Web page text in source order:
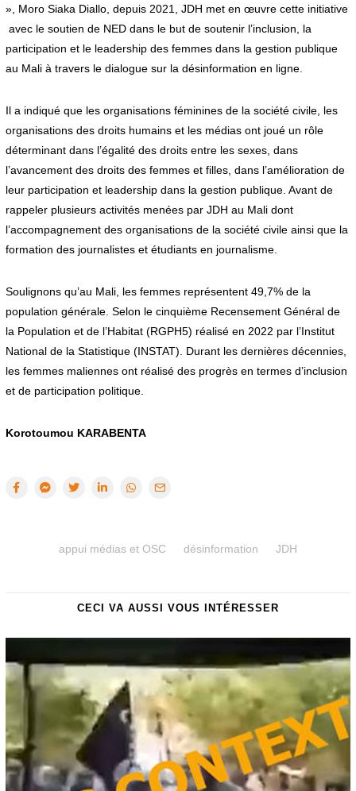
», Moro Siaka Diallo, depuis 2021, JDH met en œuvre cette initiative
avec le soutien de NED dans le but de soutenir l’inclusion, la
participation et le leadership des femmes dans la gestion publique
au Mali à travers le dialogue sur la désinformation en ligne.
Il a indiqué que les organisations féminines de la société civile, les
organisations des droits humains et les médias ont joué un rôle
déterminant dans l’égalité des droits entre les sexes, dans
l’avancement des droits des femmes et filles, dans l’amélioration de
leur participation et leadership dans la gestion publique. Avant de
rappeler plusieurs activités menées par JDH au Mali dont
l’accompagnement des organisations de la société civile ainsi que la
formation des journalistes et étudiants en journalisme.
Soulignons qu’au Mali, les femmes représentent 49,7% de la
population générale. Selon le cinquième Recensement Général de
la Population et de l’Habitat (RGPH5) réalisé en 2022 par l’Institut
National de la Statistique (INSTAT). Durant les dernières décennies,
les femmes maliennes ont réalisé des progrès en termes d’inclusion
et de participation politique.
Korotoumou KARABENTA
appui médias et OSC désinformation JDH
CECI VA AUSSI VOUS INTÉRESSER